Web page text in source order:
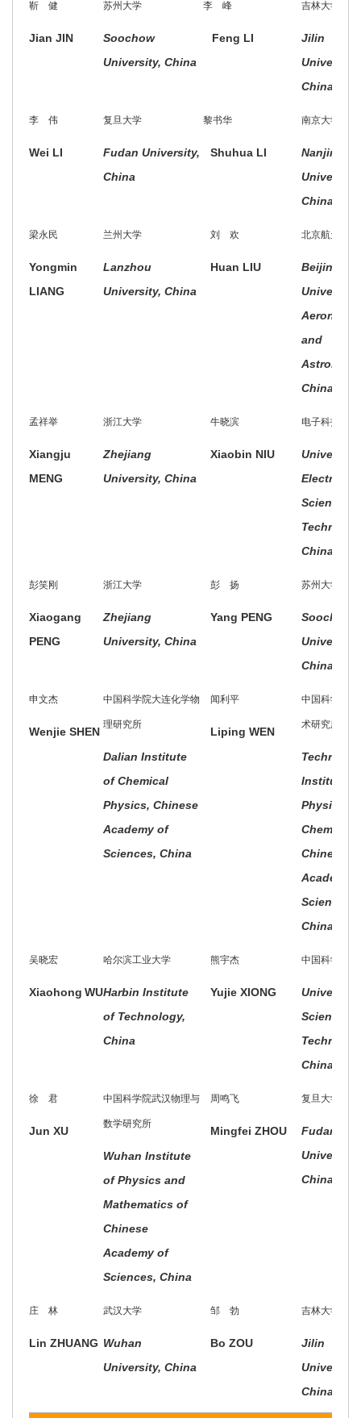
靳 健
Jian JIN
苏州大学
Soochow
University, China
李 峰
Feng LI
吉林大学
Jilin
University,
China
李 伟
Wei LI
复旦大学
Fudan University,
China
黎书华
Shuhua LI
南京大学
Nanjing
University,
China
梁永民
Yongmin
LIANG
兰州大学
Lanzhou
University, China
刘 欢
Huan LIU
北京航天航
Beijing
University
and
China
孟祥举
Xiangju
MENG
浙江大学
Zhejiang
University, China
牛晓滨
Xiaobin NIU
电子科技大学
University
Electronic
Science
China,
彭笑刚
Xiaogang
PENG
浙江大学
Zhejiang
University, China
彭 扬
Yang PENG
苏州大学
Soochow
University,
China
申文杰
Wenjie SHEN
中国科学院大连化学物
理研究所
Dalian Institute
of Chemical
Physics, Chinese
Academy of
Sciences, China
闻利平
Liping WEN
中国科学院
术研究所
Technical
Institute of
Physics
Chemistry,
Chinese
Academy
Sciences,
China
吴晓宏
Xiaohong WU
哈尔滨工业大学
Harbin Institute
of Technology,
China
熊宇杰
Yujie XIONG
中国科学技
University
Science
China,
徐 君
Jun XU
中国科学院武汉物理与
数学研究所
Wuhan Institute
of Physics and
Mathematics of
Chinese
Academy of
Sciences, China
周鸣飞
Mingfei ZHOU
复旦大学
Fudan
University,
China
庄 林
Lin ZHUANG
武汉大学
Wuhan
University, China
邹 勃
Bo ZOU
吉林大学
Jilin
University,
China